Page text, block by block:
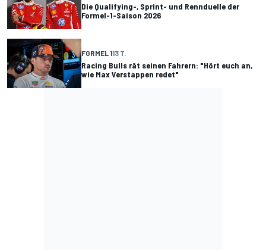
Die Qualifying-, Sprint- und Rennduelle der
Formel-1-Saison 2026
FORMEL 113 T.
Racing Bulls rät seinen Fahrern: "Hört euch an,
wie Max Verstappen redet"